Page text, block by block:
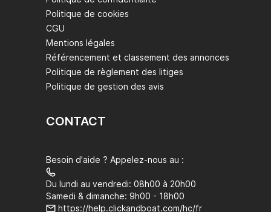
Politique de cookies
CGU
Mentions légales
Référencement et classement des annonces
Politique de règlement des litiges
Politique de gestion des avis
CONTACT
Besoin d'aide ? Appelez-nous au :
Du lundi au vendredi: 08h00 à 20h00
Samedi & dimanche: 9h00 - 18h00
https://help.clickandboat.com/hc/fr